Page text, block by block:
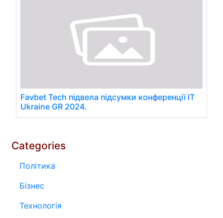
Favbet Tech підвела підсумки конференції IT
Ukraine GR 2024.
Categories
Політика
Бізнес
Технологія